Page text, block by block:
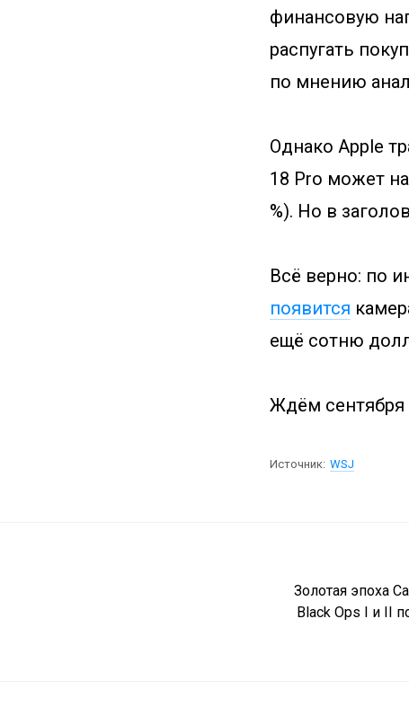
финансовую
распугать
по мнению
Однако Apple
18 Pro может
%). Но в
Всё верно: по
появится
ещё сотню
Ждём сентября
Источник: WSJ
Золотая эпоха
Black Ops I и II